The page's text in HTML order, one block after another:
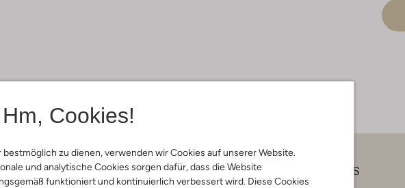
Hm, Cookies!
bestmöglich zu dienen, verwenden wir Cookies auf unserer Website.
und analytische Cookies sorgen dafür, dass die Website
funktioniert und kontinuierlich verbessert wird. Diese Cookies
Account Fashion News